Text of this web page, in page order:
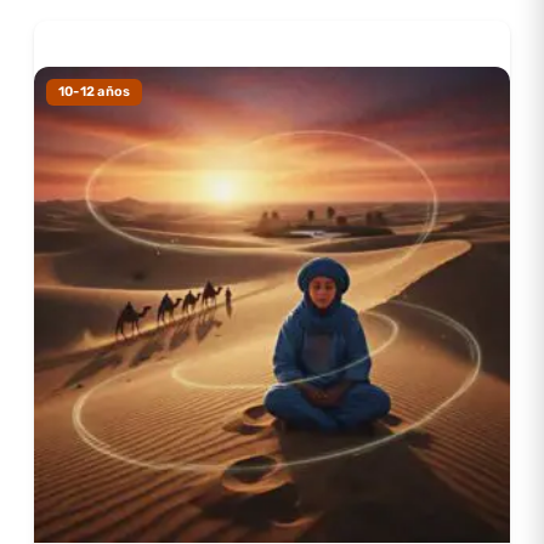
jerarquías sociales, valores familiares divergiendo de
cultura anglosajona dominante.
¿Por qué importa educación cultural? Combate
etnocentrismo: falacia de que nuestra forma de vivir es
única válida/civilizada. Antropólogos llaman “relativismo
cultural”: entender prácticas dentro de sus contextos sin
juzgar desde valores propios. No significa aprobar todo;
significa comprender antes de evaluar.
Festividades: ritmos culturales materializados
Celebraciones marcan tiempo culturalmente. Navidad
cristiana vs. Hanukkah judía vs. Diwali hindú: misma
época invernal, significados radicalmente diferentes.
Too
Many Tamalesde Gary Soto sobre Navidad latina
presenta tradiciones específicas (preparar tamales
colectivamente) que difieren de Navidad comercializada
americana.
10-12 años